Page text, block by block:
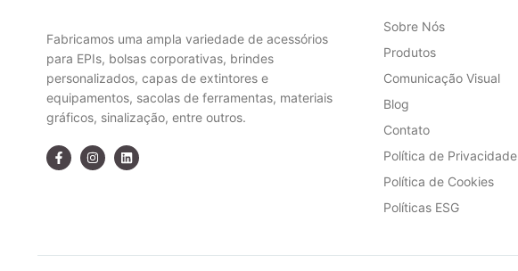
Fabricamos uma ampla variedade de acessórios
para EPIs, bolsas corporativas, brindes
personalizados, capas de extintores e
equipamentos, sacolas de ferramentas, materiais
gráficos, sinalização, entre outros.
Sobre Nós
Produtos
Comunicação Visual
Blog
Contato
Política de Privacidade
Política de Cookies
Políticas ESG